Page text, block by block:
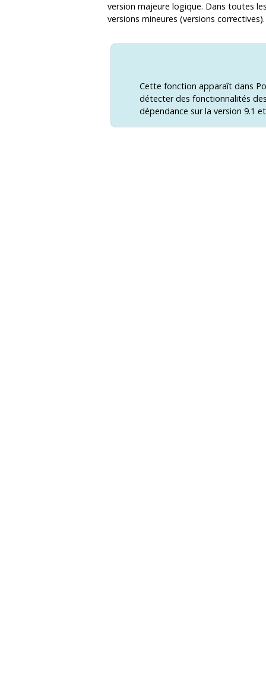
version majeure logique. Dans toutes
versions mineures (versions correctives).
Cette fonction apparaît dans
détecter des fonctionnalités
dépendance sur la version 9.1